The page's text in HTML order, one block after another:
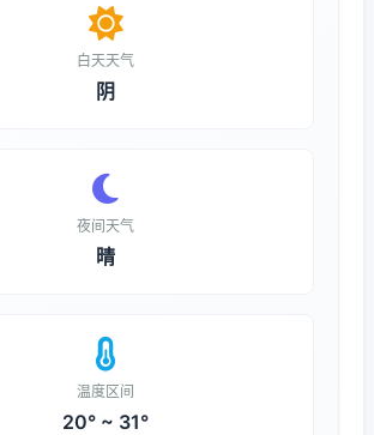
白天天气
阴
夜间天气
晴
温度区间
20° ~ 31°